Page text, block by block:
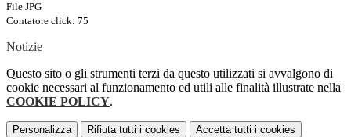
File JPG
Contatore click: 75
Notizie
Questo sito o gli strumenti terzi da questo utilizzati si avvalgono di
cookie necessari al funzionamento ed utili alle finalità illustrate nella
COOKIE POLICY.
Personalizza Rifiuta tutti i cookies Accetta tutti i cookies